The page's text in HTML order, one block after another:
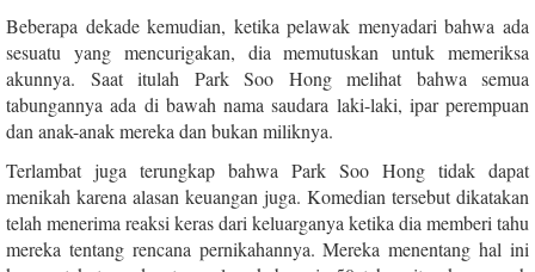
Beberapa dekade kemudian, ketika pelawak menyadari bahwa ada
sesuatu yang mencurigakan, dia memutuskan untuk memeriksa
akunnya. Saat itulah Park Soo Hong melihat bahwa semua
tabungannya ada di bawah nama saudara laki-laki, ipar perempuan
dan anak-anak mereka dan bukan miliknya.
Terlambat juga terungkap bahwa Park Soo Hong tidak dapat
menikah karena alasan keuangan juga. Komedian tersebut dikatakan
telah menerima reaksi keras dari keluarganya ketika dia memberi tahu
mereka tentang rencana pernikahannya. Mereka menentang hal ini